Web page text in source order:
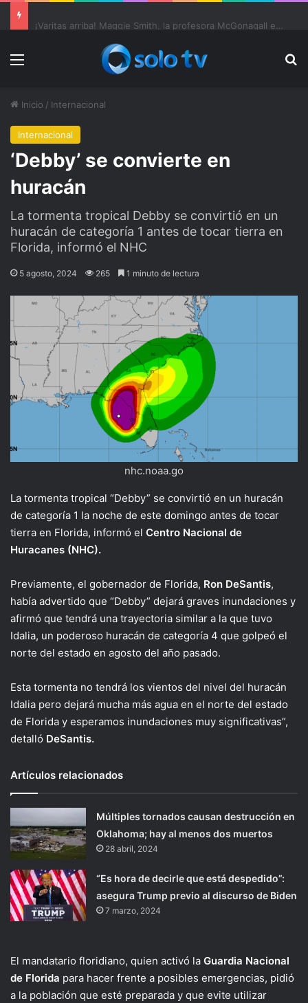
Menu
Inicio / Internacional
Internacional
‘Debby’ se convierte en
huracán
La tormenta tropical Debby se convirtió en un
huracán de categoría 1 antes de tocar tierra en
Florida, informó el NHC
5 agosto, 2024 265 1 minuto de lectura
nhc.noaa.go
La tormenta tropical “Debby” se convirtió en un huracán
de categoría 1 la noche de este domingo antes de tocar
tierra en Florida, informó el Centro Nacional de
Huracanes (NHC).
Previamente, el gobernador de Florida, Ron DeSantis,
había advertido que “Debby” dejará graves inundaciones y
afirmó que tendrá una trayectoria similar a la que tuvo
Idalia, un poderoso huracán de categoría 4 que golpeó el
norte del estado en agosto del año pasado.
Esta tormenta no tendrá los vientos del nivel del huracán
Idalia pero dejará mucha más agua en el norte del estado
de Florida y esperamos inundaciones muy significativas”,
detalló DeSantis.
Artículos relacionados
Múltiples tornados causan destrucción en
Oklahoma; hay al menos dos muertos
28 abril, 2024
“Es hora de decirle que está despedido”:
asegura Trump previo al discurso de Biden
7 marzo, 2024
El mandatario floridiano, quien activó la Guardia Nacional
de Florida para hacer frente a posibles emergencias, pidió
a la población que esté preparada y que evite utilizar